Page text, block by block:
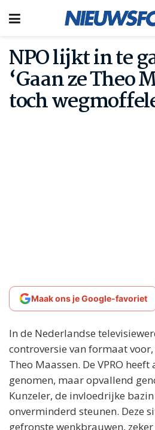
NPO lijkt in te
‘Gaan ze Theo
toch
Maak ons je Google-favoriet
In de Nederlandse
controversie van formaat
Theo Maassen. De VPRO
genomen, maar opvallend
Kunzeler, de invloedrijke bazin
onverminderd steunen. Deze
gefronste wenkbrauwen,